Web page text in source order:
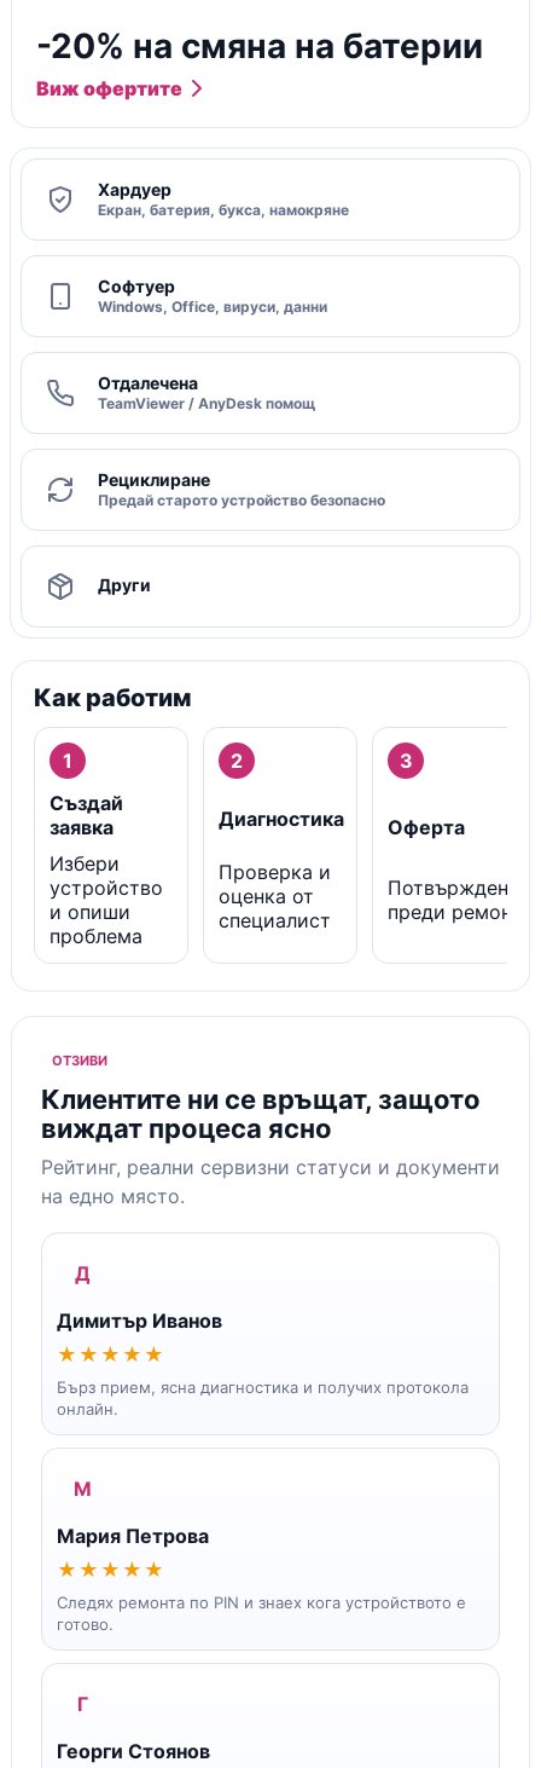
-20% на смяна на батерии
Виж офертите
Хардуер
Екран, батерия, букса, намокряне
Софтуер
Windows, Office, вируси, данни
Отдалечена
TeamViewer / AnyDesk помощ
Рециклиране
Предай старото устройство безопасно
Други
Как работим
1
Създай
заявка
Избери
устройство
и опиши
проблема
2
Диагностика
Проверка и
оценка от
специалист
3
Оферта
Потвърждение
преди ремонт
ОТЗИВИ
Клиентите ни се връщат, защото
виждат процеса ясно
Рейтинг, реални сервизни статуси и документи
на едно място.
Д
Димитър Иванов
★★★★★
Бърз прием, ясна диагностика и получих протокола
онлайн.
М
Мария Петрова
★★★★★
Следях ремонта по PIN и знаех кога устройството е
готово.
Г
Георги Стоянов